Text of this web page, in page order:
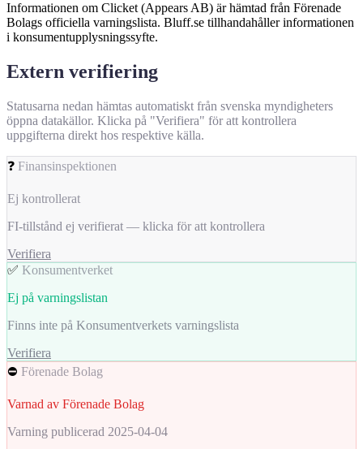
Informationen om Clicket (Appears AB) är hämtad från Förenade
Bolags officiella varningslista. Bluff.se tillhandahåller informationen
i konsumentupplysningssyfte.
Extern verifiering
Statusarna nedan hämtas automatiskt från svenska myndigheters
öppna datakällor. Klicka på "Verifiera" för att kontrollera
uppgifterna direkt hos respektive källa.
❓ Finansinspektionen
Ej kontrollerat
FI-tillstånd ej verifierat — klicka för att kontrollera
Verifiera
✅ Konsumentverket
Ej på varningslistan
Finns inte på Konsumentverkets varningslista
Verifiera
⛔ Förenade Bolag
Varnad av Förenade Bolag
Varning publicerad 2025-04-04